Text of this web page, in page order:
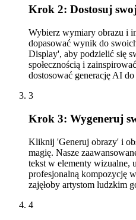
Krok 2: Dostosuj
Wybierz wymiary obrazu i
dopasować wynik do
Display', aby podzielić się
społecznością i
dostosować generację AI
3
Krok 3: Wygeneruj
Kliknij 'Generuj obrazy' i
magię. Nasze
tekst w elementy wizualne,
profesjonalną kompozycję
zajęłoby artystom ludzkim
4